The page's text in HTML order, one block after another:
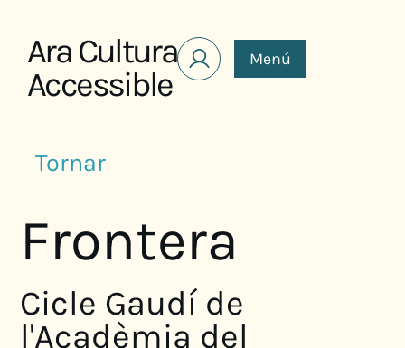
Ara Cultura
Accessible
Menú
Tornar
Frontera
Cicle Gaudí de
l'Acadèmia del